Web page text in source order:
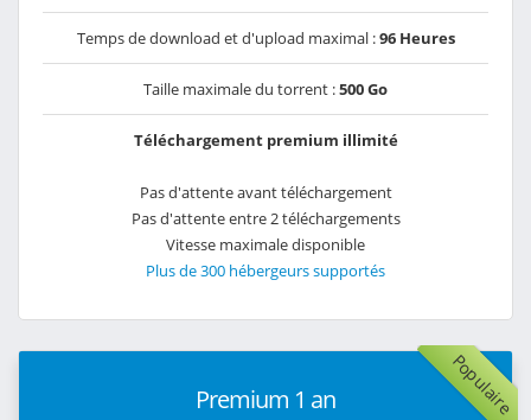
Temps de download et d'upload maximal :96 Heures
Taille maximale du torrent :500 Go
Téléchargement premium illimité
Pas d'attente avant téléchargement
Pas d'attente entre 2 téléchargements
Vitesse maximale disponible
Plus de 300 hébergeurs supportés
Populaire
Premium 1 an